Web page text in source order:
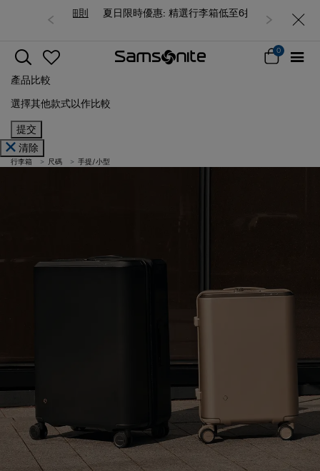
夏日限時優惠: 精選行李箱低至6折
產品比較
清除
行李箱